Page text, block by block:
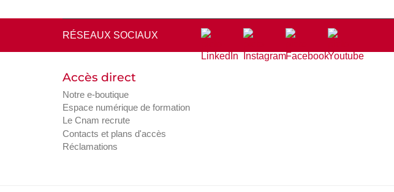
RÉSEAUX SOCIAUX
Accès direct
Notre e-boutique
Espace numérique de formation
Le Cnam recrute
Contacts et plans d'accès
Réclamations